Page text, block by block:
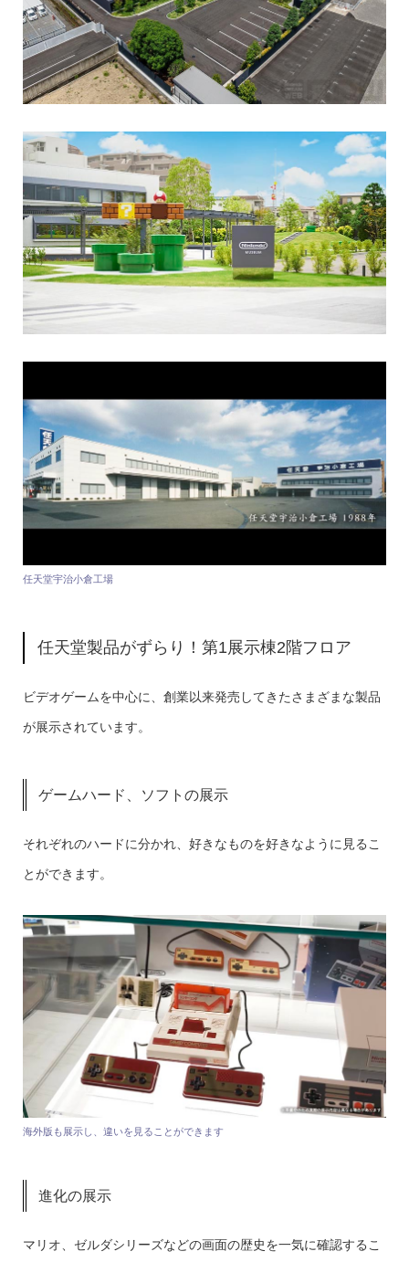
任天堂宇治小倉工場
任天堂製品がずらり！第1展示棟2階フロア
ビデオゲームを中心に、創業以来発売してきたさまざまな製品
が展示されています。
ゲームハード、ソフトの展示
それぞれのハードに分かれ、好きなものを好きなように見るこ
とができます。
海外版も展示し、違いを見ることができます
進化の展示
マリオ、ゼルダシリーズなどの画面の歴史を一気に確認するこ